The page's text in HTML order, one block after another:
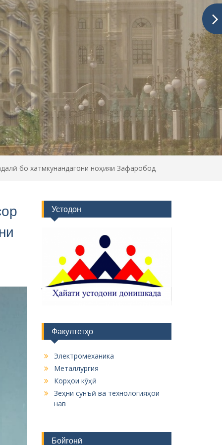
бо хатмкунандагони ноҳияи Зафаробод
Устодон
Факултетҳо
Электромеханика
Металлургия
Корҳои кӯҳӣ
Зеҳни сунъӣ ва технологияҳои
нав
Бойгонӣ